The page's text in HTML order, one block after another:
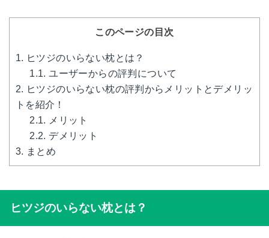
このページの目次
1. ヒツジのいらない枕とは？
1.1. ユーザーからの評判について
2. ヒツジのいらない枕の評判からメリットとデメリッ
トを紹介！
2.1. メリット
2.2. デメリット
3. まとめ
ヒツジのいらない枕とは？